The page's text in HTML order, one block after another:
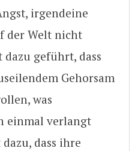
irgendeine
der Welt nicht
geführt, dass
Gehorsam
was
einmal verlangt
dass ihre